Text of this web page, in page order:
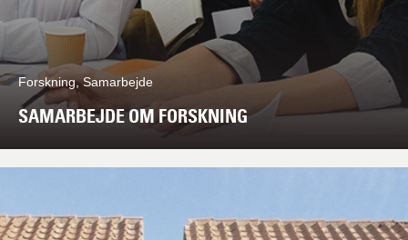
Forskning, Samarbejde
SAMARBEJDE OM FORSKNING